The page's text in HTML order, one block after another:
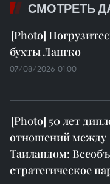
СМОТРЕТЬ
бухты Лангко
07/08/2026 01:00
50 лет
отношений между
Таиландом:
стратегическое